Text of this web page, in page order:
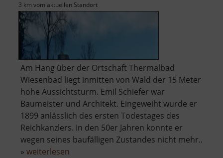
3 km vom aktuellen Standort
Am Hang über der Ortschaft Thermalbad
Wiesenbad liegt inmitten von Wald der 15 Meter
hohe Aussichtsturm. Emil Schiefer war
Baumeister und Architekt. Eingeweiht wurde er
1899 anlässlich des ersten Todestages des
Reichkanzlers. In den 50er Jahren konnte er
wegen seines baufälligen Zustandes nicht mehr..
» weiterlesen